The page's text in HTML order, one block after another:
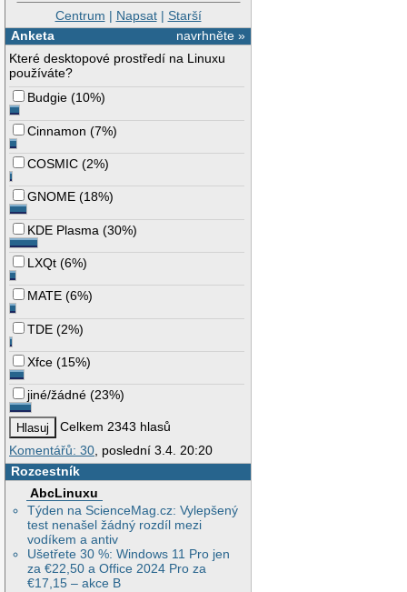
Centrum | Napsat| Starší
navrhněte »
Anketa
Které desktopové prostředí na Linuxu
používáte?
Budgie (10%)
Cinnamon (7%)
COSMIC (2%)
GNOME (18%)
KDE Plasma (30%)
LXQt (6%)
MATE (6%)
TDE (2%)
Xfce (15%)
jiné/žádné (23%)
Celkem 2343 hlasů
Komentářů: 30 , poslední 3.4. 20:20
Rozcestník
AbcLinuxu
Týden na ScienceMag.cz: Vylepšený
test nenašel žádný rozdíl mezi
vodíkem a antiv
Ušetřete 30 %: Windows 11 Pro jen
za €22,50 a Office 2024 Pro za
€17,15 – akce B